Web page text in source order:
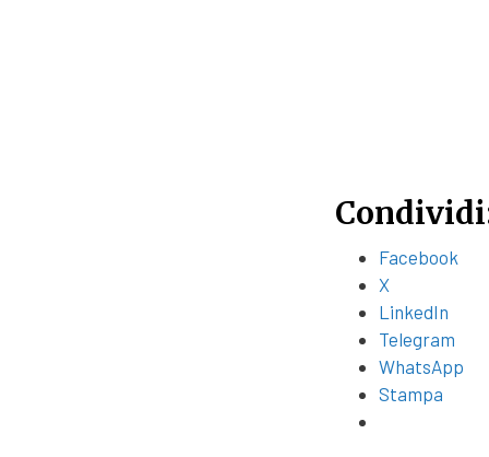
Facebook
X
LinkedIn
Telegram
WhatsApp
Stampa